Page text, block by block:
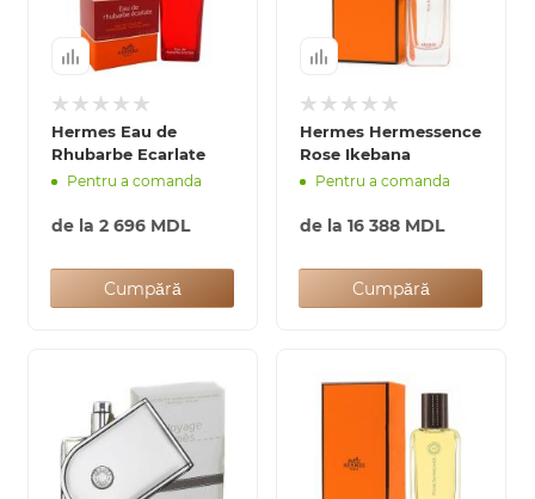
Hermes Eau de
Rhubarbe Ecarlate
Pentru a comanda
de la 2 696 MDL
Cumpără
Hermes Hermessence
Rose Ikebana
Pentru a comanda
de la 16 388 MDL
Cumpără